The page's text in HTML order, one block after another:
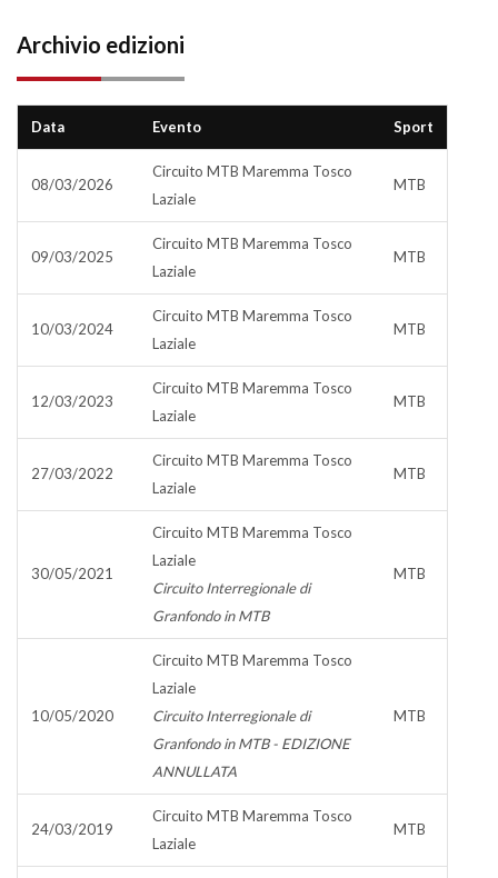
Archivio edizioni
Data Evento Sport
08/03/2026
Circuito MTB Maremma Tosco
Laziale
MTB
09/03/2025
Circuito MTB Maremma Tosco
Laziale
MTB
10/03/2024
Circuito MTB Maremma Tosco
Laziale
MTB
12/03/2023
Circuito MTB Maremma Tosco
Laziale
MTB
27/03/2022
Circuito MTB Maremma Tosco
Laziale
MTB
30/05/2021
Circuito MTB Maremma Tosco
Laziale
Circuito Interregionale di
Granfondo in MTB
MTB
10/05/2020
Circuito MTB Maremma Tosco
Laziale
Circuito Interregionale di
Granfondo in MTB - EDIZIONE
ANNULLATA
MTB
24/03/2019
Circuito MTB Maremma Tosco
Laziale
MTB